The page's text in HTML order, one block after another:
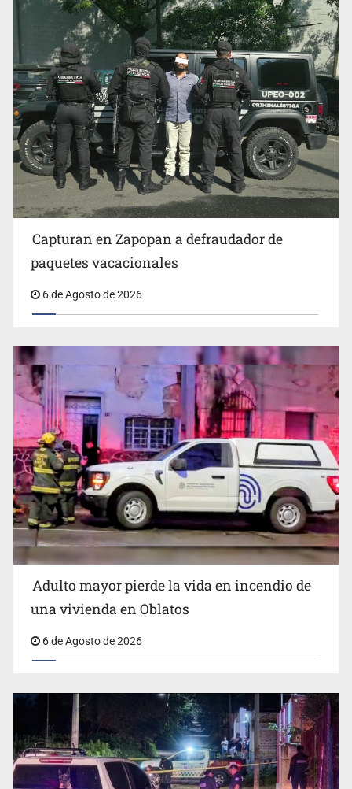
Fallece monseñor Carlos Garfias Merlos, arzobispo
emérito de Morelia
Detienen al exgobernador de Guerrero, Ángel Aguirre
Capturan en Zapopan a defraudador de paquetes
Capturan en Zapopan a defraudador de
paquetes vacacionales
6 de Agosto de 2026
Adulto mayor pierde la vida en incendio de
una vivienda en Oblatos
6 de Agosto de 2026